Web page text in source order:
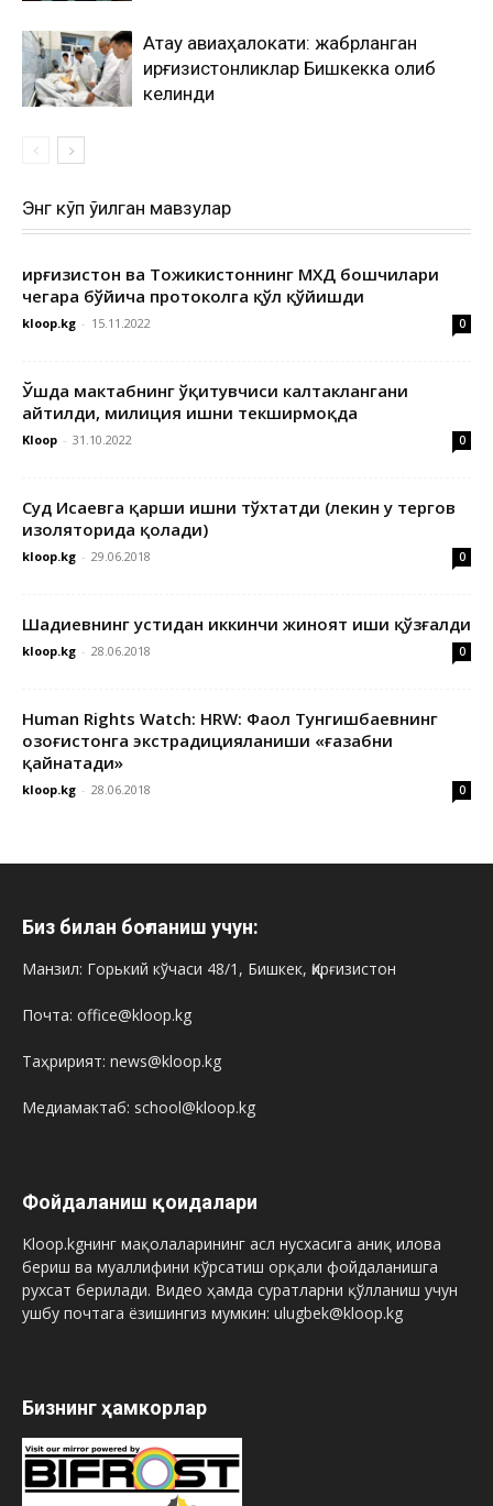
Ақтау авиаҳалокати: жабрланган
қирғизистонликлар Бишкекка олиб
келинди
Энг кўп ўқилган мавзулар
Қирғизистон ва Тожикистоннинг МХДҚ бошчилари
чегара бўйича протоколга қўл қўйишди
kloop.kg - 15.11.2022 0
Ўшда мактабнинг ўқитувчиси калтаклангани
айтилди, милиция ишни текширмоқда
Kloop - 31.10.2022 0
Суд Исаевга қарши ишни тўхтатди (лекин у тергов
изоляторида қолади)
kloop.kg - 29.06.2018 0
Шадиевнинг устидан иккинчи жиноят иши қўзғалди
kloop.kg - 28.06.2018 0
Human Rights Watch: HRW: Фаол Тунгишбаевнинг
Қозоғистонга экстрадицияланиши «ғазабни
қайнатади»
kloop.kg - 28.06.2018 0
Биз билан боғланиш учун:
Манзил: Горький кўчаси 48/1, Бишкек, Қирғизистон
Почта: office@kloop.kg
Таҳририят: news@kloop.kg
Медиамактаб: school@kloop.kg
Фойдаланиш қоидалари
Kloop.kgнинг мақолаларининг асл нусхасига аниқ илова
бериш ва муаллифини кўрсатиш орқали фойдаланишга
рухсат берилади. Видео ҳамда суратларни қўлланиш учун
ушбу почтага ёзишингиз мумкин: ulugbek@kloop.kg
Бизнинг ҳамкорлар